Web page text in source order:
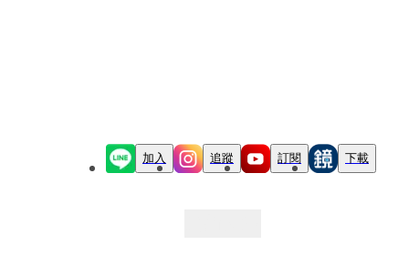
加入 追蹤 訂閱 下載